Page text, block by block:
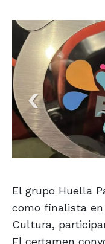
El grupo Huella
como finalista en
Cultura,